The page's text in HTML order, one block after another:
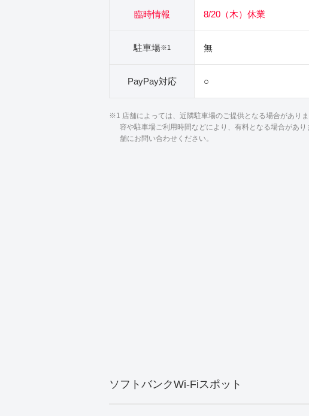
臨時情報 8/20（木）休業
駐車場※1 無
PayPay対応 ○
※1 店舗によっては、近隣駐車場のご提供となる場合があり
容や駐車場ご利用時間などにより、有料となる場合があ
舗にお問い合わせください。
ソフトバンクWi-Fiスポット